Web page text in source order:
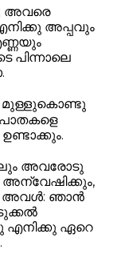
അവരെ
അപ്പവും
പിന്നാലെ
മുള്ളുകൊണ്ടു
പാതകളെ
അവരോടു
അവൾ: ഞാൻ
എനിക്കു ഏറെ